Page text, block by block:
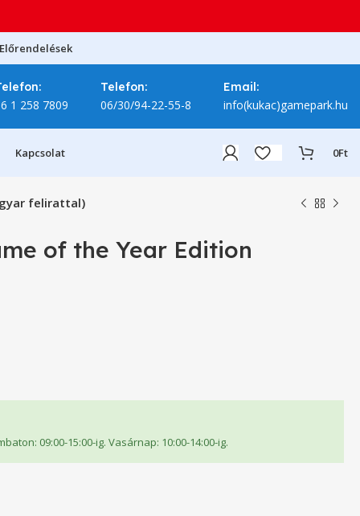
Előrendelések
1 258 7809
Telefon:
06/30/94-22-55-8
Email:
info(kukac)gamepark.hu
Kapcsolat 0Ft
felirattal)
of the Year Edition
09:00-15:00-ig. Vasárnap: 10:00-14:00-ig.